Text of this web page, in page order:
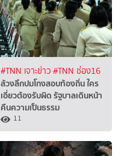
#TNN เจาะข่าว#TNN ช่อง16
ล้วงลึกปมโกงสอบท้องถิ่น ใคร
เอี่ยวต้องรับผิด รัฐบาลเดินหน้า
คืนความเป็นธรรม
11